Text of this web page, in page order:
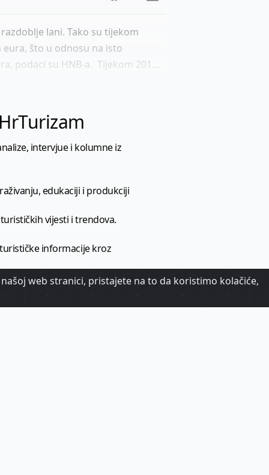
lani. Tako su tijekom
što u odnosu na isto
podaci su HNB-a. Tijekom 201...
intervjue i kolumne iz
edukaciji i produkciji
vijesti i trendova.
informacije kroz
web stranici, pristajete na to da koristimo kolačiće,